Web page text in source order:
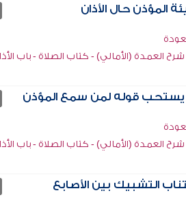
المؤذن حال الأذان
العمدة (الأمالي) - كتاب الصلاة - باب
يستحب قوله لمن سمع المؤذن
العمدة (الأمالي) - كتاب الصلاة - باب
التشبيك بين الأصابع